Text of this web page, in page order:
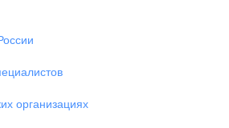
организациях